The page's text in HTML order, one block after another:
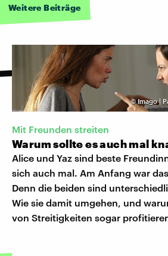
Weitere Beiträge
©Imago |
Mit Freunden streiten
Warum sollte es auch mal
Alice und Yaz sind beste
sich auch mal. Am Anfang war
Denn die beiden sind
Wie sie damit umgehen, und
von Streitigkeiten sogar